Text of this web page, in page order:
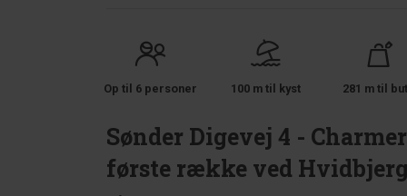
Op til 6 personer 100 m til kyst 281 m til
Sønder Digevej 4 -
første række ved